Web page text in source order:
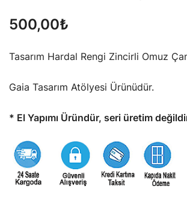
500,00₺
Tasarım Hardal Rengi Zincirli Omuz
Gaia Tasarım Atölyesi Ürünüdür.
* El Yapımı Üründür, seri üretim